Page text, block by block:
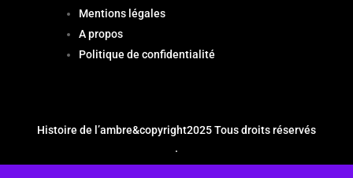
Mentions légales
A propos
Politique de confidentialité
Histoire de l’ambre&copyright2025 Tous droits réservés
.